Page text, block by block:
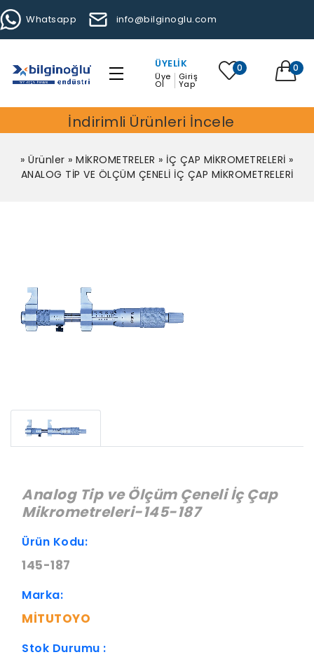
Whatsapp info@bilginoglu.com
ÜYELIK
Üye
Ol
Giriş
Yap
0 0
İndirimli Ürünleri İncele
»Ürünler »MİKROMETRELER » İÇ ÇAP MİKROMETRELERİ »
ANALOG TİP VE ÖLÇÜM ÇENELİ İÇ ÇAP MİKROMETRELERİ
Analog Tip ve Ölçüm Çeneli İç Çap
Mikrometreleri-145-187
Ürün Kodu:
145-187
Marka:
MITUTOYO
Stok Durumu :